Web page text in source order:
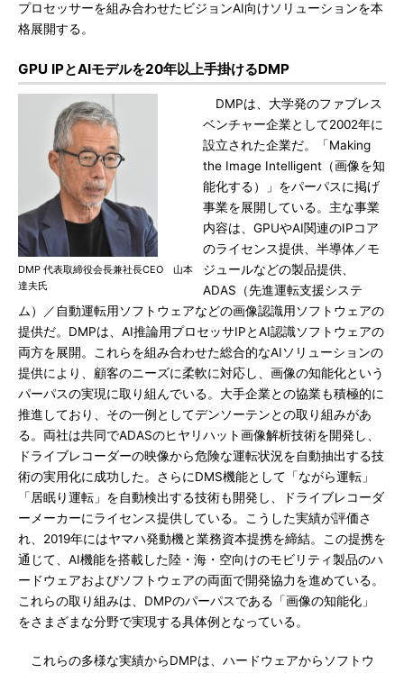
プロセッサーを組み合わせたビジョンAI向けソリューションを本
格展開する。
GPU IPとAIモデルを20年以上手掛けるDMP
DMP 代表取締役会長兼社長CEO 山本
達夫氏
DMPは、大学発のファブレス
ベンチャー企業として2002年に
設立された企業だ。「Making
the Image Intelligent（画像を知
能化する）」をパーパスに掲げ
事業を展開している。主な事業
内容は、GPUやAI関連のIPコア
のライセンス提供、半導体／モ
ジュールなどの製品提供、
ADAS（先進運転支援システ
ム）／自動運転用ソフトウェアなどの画像認識用ソフトウェアの
提供だ。DMPは、AI推論用プロセッサIPとAI認識ソフトウェアの
両方を展開。これらを組み合わせた総合的なAIソリューションの
提供により、顧客のニーズに柔軟に対応し、画像の知能化という
パーパスの実現に取り組んでいる。大手企業との協業も積極的に
推進しており、その一例としてデンソーテンとの取り組みがあ
る。両社は共同でADASのヒヤリハット画像解析技術を開発し、
ドライブレコーダーの映像から危険な運転状況を自動抽出する技
術の実用化に成功した。さらにDMS機能として「ながら運転」
「居眠り運転」を自動検出する技術も開発し、ドライブレコーダ
ーメーカーにライセンス提供している。こうした実績が評価さ
れ、2019年にはヤマハ発動機と業務資本提携を締結。この提携を
通じて、AI機能を搭載した陸・海・空向けのモビリティ製品のハ
ードウェアおよびソフトウェアの両面で開発協力を進めている。
これらの取り組みは、DMPのパーパスである「画像の知能化」
をさまざまな分野で実現する具体例となっている。
これらの多様な実績からDMPは、ハードウェアからソフトウ